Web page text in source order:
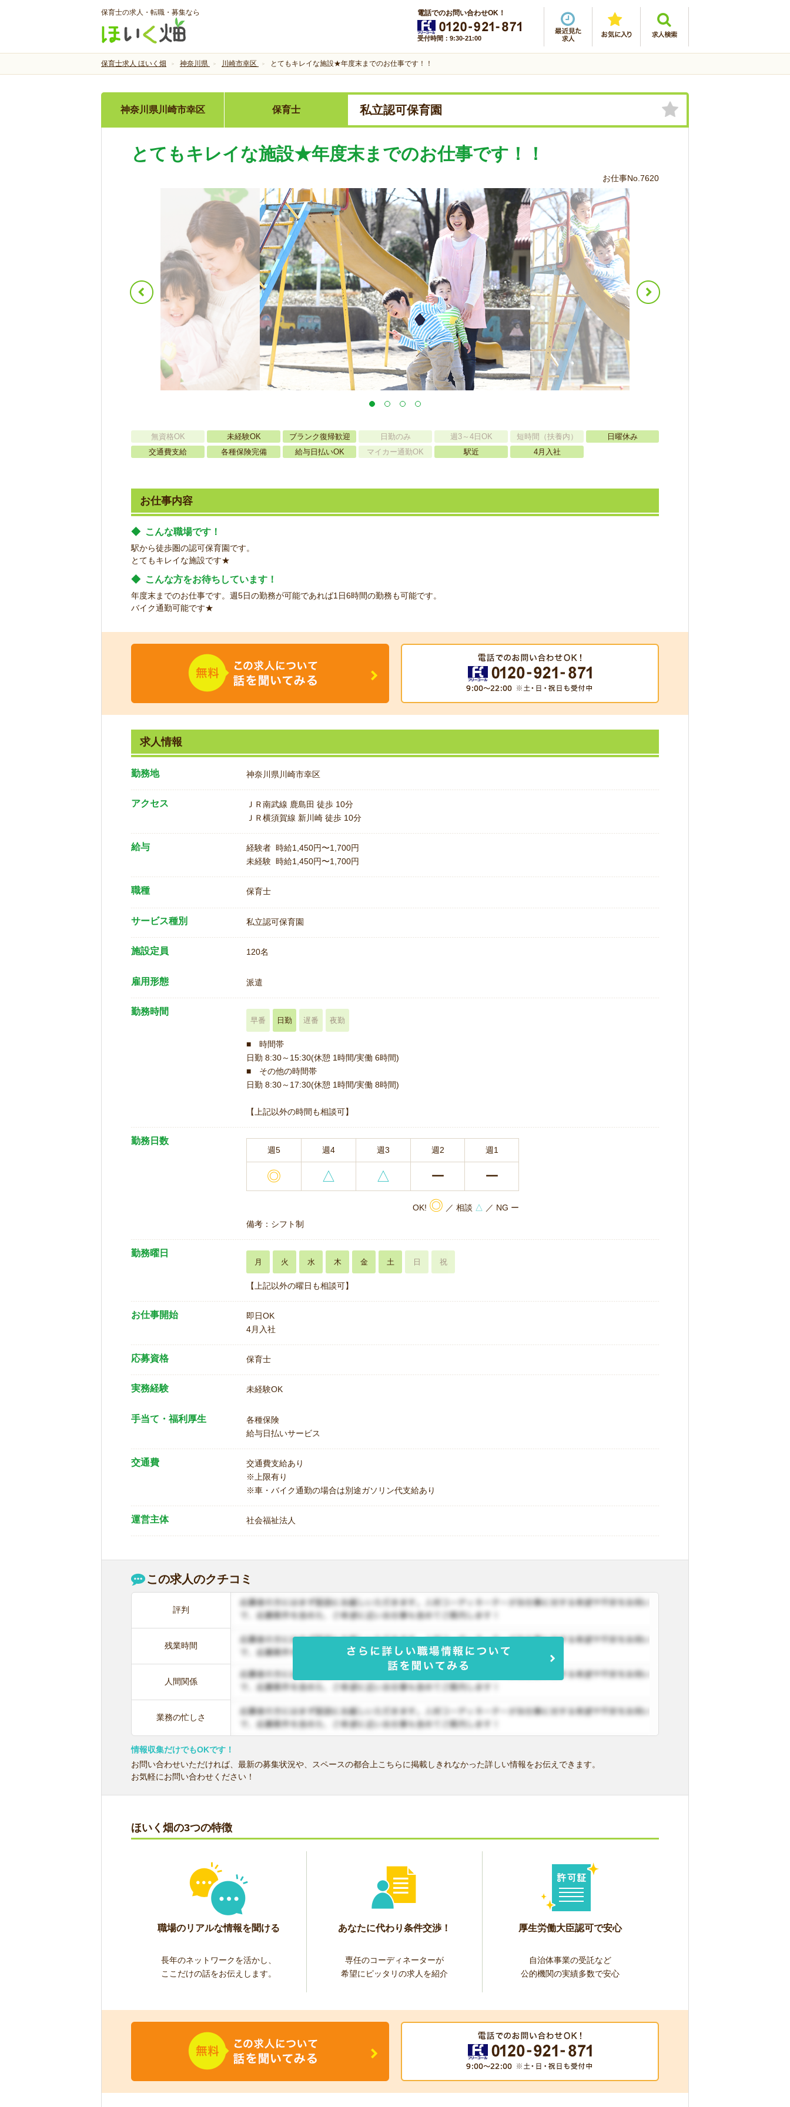
保育士の求人・転職・募集なら 電話でのお問い合わせOK！
受付時間：9:30-21:00
保育士求人 ほいく畑 神奈川県 川崎市幸区 とてもキレイな施設★年度末までのお仕事です！！
神奈川県川崎市幸区 保育士 私立認可保育園
とてもキレイな施設★年度末までのお仕事です！！
お仕事No.7620
無資格OK 未経験OK ブランク復帰歓迎 日勤のみ 週3～4日OK 短時間（扶養内）
日曜休み
交通費支給
各種保険完備 給与日払いOK マイカー通勤OK 駅近 4月入社
お仕事内容
◆ こんな職場です！
駅から徒歩圏の認可保育園です。
とてもキレイな施設です★
◆ こんな方をお待ちしています！
年度末までのお仕事です。週5日の勤務が可能であれば1日6時間の勤務も可能です。
バイク通勤可能です★
求人情報
勤務地 神奈川県川崎市幸区
アクセス
ＪＲ南武線 鹿島田 徒歩 10分
ＪＲ横須賀線 新川崎 徒歩 10分
給与
経験者 時給1,450円〜1,700円
未経験 時給1,450円〜1,700円
職種 保育士
サービス種別 私立認可保育園
施設定員 120名
雇用形態 派遣
勤務時間
早番 日勤 遅番 夜勤
■ 時間帯
日勤 8:30～15:30(休憩 1時間/実働 6時間)
■ その他の時間帯
日勤 8:30～17:30(休憩 1時間/実働 8時間)
【上記以外の時間も相談可】
勤務日数
週5 週4 週3 週2 週1
◎ △ △ ー ー
OK! ◎ ／ 相談 △ ／ NG ー
備考：シフト制
勤務曜日
月 火 水 木 金 土 日 祝
【上記以外の曜日も相談可】
お仕事開始
即日OK
4月入社
応募資格 保育士
実務経験 未経験OK
手当て・福利厚生
各種保険
給与日払いサービス
交通費
交通費支給あり
※上限有り
※車・バイク通勤の場合は別途ガソリン代支給あり
運営主体 社会福祉法人
この求人のクチコミ
評判
残業時間
人間関係
業務の忙しさ
情報収集だけでもOKです！
お問い合わせいただければ、最新の募集状況や、スペースの都合上こちらに掲載しきれなかった詳しい情報をお伝えできます。
お気軽にお問い合わせください！
ほいく畑の3つの特徴
職場のリアルな情報を聞ける
長年のネットワークを活かし、
ここだけの話をお伝えします。
あなたに代わり条件交渉！
専任のコーディネーターが
希望にピッタリの求人を紹介
厚生労働大臣認可で安心
自治体事業の受託など
公的機関の実績多数で安心